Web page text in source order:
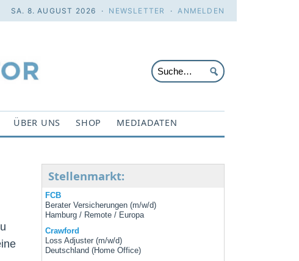
SA. 8. AUGUST 2026 · NEWSLETTER ·ANMELDEN
ÜBER UNS SHOP MEDIADATEN
Stellenmarkt:
FCB
Berater Versicherungen (m/w/d)
Hamburg / Remote / Europa
Crawford
Loss Adjuster (m/w/d)
Deutschland (Home Office)